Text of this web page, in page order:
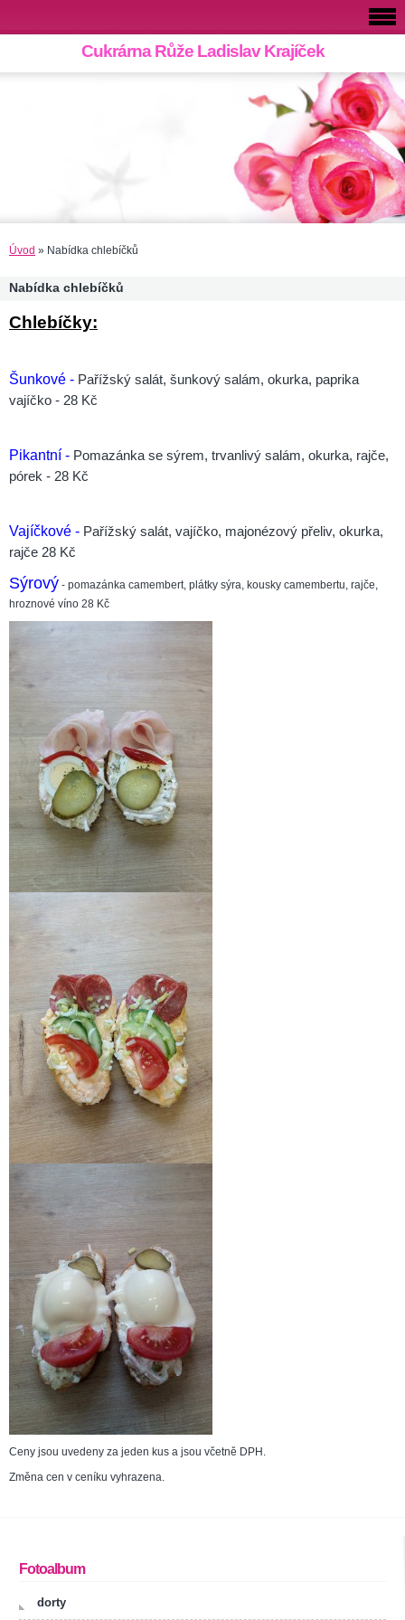
Cukrárna Růže Ladislav Krajíček
Úvod » Nabídka chlebíčků
Nabídka chlebíčků
Chlebíčky:
Šunkové - Pařížský salát, šunkový salám, okurka, paprika
vajíčko - 28 Kč
Pikantní - Pomazánka se sýrem, trvanlivý salám, okurka, rajče,
pórek - 28 Kč
Vajíčkové - Pařížský salát, vajíčko, majonézový přeliv, okurka,
rajče 28 Kč
Sýrový - pomazánka camembert, plátky sýra, kousky camembertu, rajče,
hroznové víno 28 Kč
Ceny jsou uvedeny za jeden kus a jsou včetně DPH.
Změna cen v ceníku vyhrazena.
Fotoalbum
dorty